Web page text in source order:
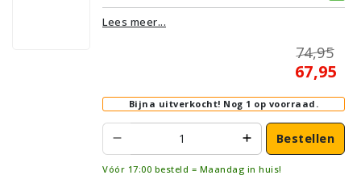
Lees meer...
74,95
67,95
Bijna uitverkocht! Nog 1 op voorraad.
Bestellen
Vóór 17:00 besteld = Maandag in huis!